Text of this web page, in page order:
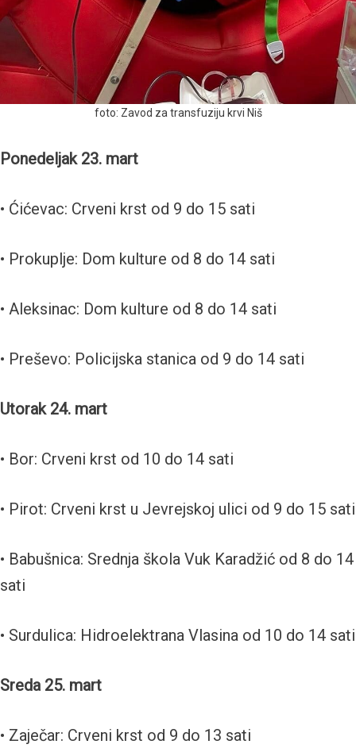
foto: Zavod za transfuziju krvi Niš
Ponedeljak 23. mart
• Ćićevac: Crveni krst od 9 do 15 sati
• Prokuplje: Dom kulture od 8 do 14 sati
• Aleksinac: Dom kulture od 8 do 14 sati
• Preševo: Policijska stanica od 9 do 14 sati
Utorak 24. mart
• Bor: Crveni krst od 10 do 14 sati
• Pirot: Crveni krst u Jevrejskoj ulici od 9 do 15 sati
• Babušnica: Srednja škola Vuk Karadžić od 8 do 14
sati
• Surdulica: Hidroelektrana Vlasina od 10 do 14 sati
Sreda 25. mart
• Zaječar: Crveni krst od 9 do 13 sati